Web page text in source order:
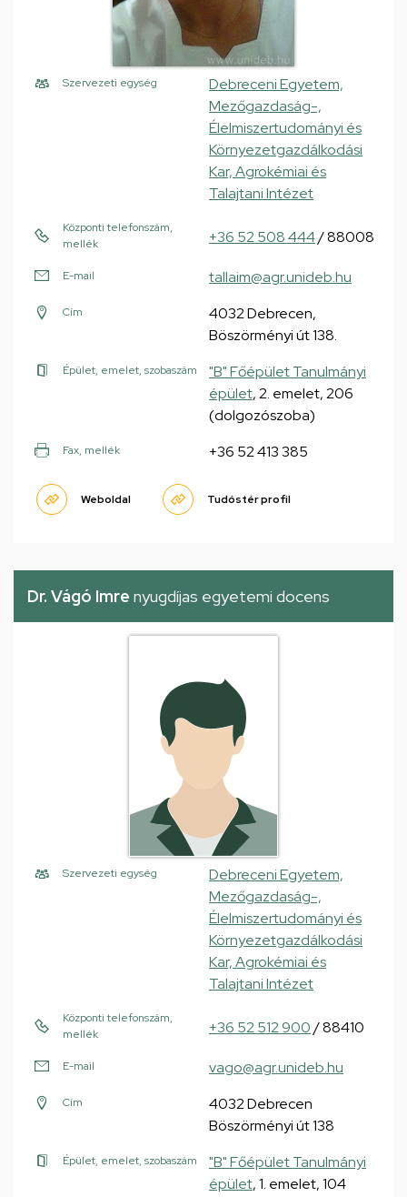
Szervezeti egység
Debreceni Egyetem,
Mezőgazdaság-,
Élelmiszertudományi és
Környezetgazdálkodási
Kar, Agrokémiai és
Talajtani Intézet
Központi telefonszám,
mellék
+36 52 508 444/ 88008
E-mail tallaim@agr.unideb.hu
Cím
4032 Debrecen,
Böszörményi út 138.
Épület, emelet, szobaszám
"B" Főépület Tanulmányi
épület, 2. emelet, 206
(dolgozószoba)
Fax, mellék +36 52 413 385
Weboldal Tudóstér profil
Dr. Vágó Imre nyugdíjas egyetemi docens
Szervezeti egység
Debreceni Egyetem,
Mezőgazdaság-,
Élelmiszertudományi és
Környezetgazdálkodási
Kar, Agrokémiai és
Talajtani Intézet
Központi telefonszám,
mellék
+36 52 512 900/ 88410
E-mail vago@agr.unideb.hu
Cím
4032 Debrecen
Böszörményi út 138
Épület, emelet, szobaszám
"B" Főépület Tanulmányi
épület, 1. emelet, 104